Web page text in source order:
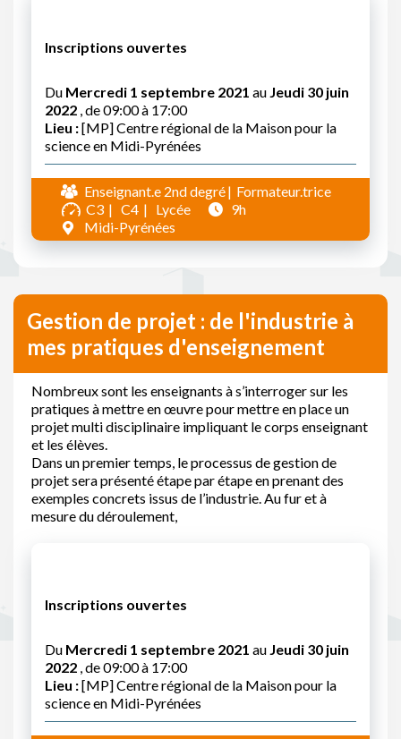
Inscriptions ouvertes
Du Mercredi 1 septembre 2021 au Jeudi 30 juin
2022 , de 09:00 à 17:00
Lieu :[MP] Centre régional de la Maison pour la
science en Midi-Pyrénées
Enseignant.e 2nd degré
Formateur.trice
C3
C4 Lycée
9h
Midi-Pyrénées
Gestion de projet : de l'industrie à
mes pratiques d'enseignement
Nombreux sont les enseignants à s’interroger sur les
pratiques à mettre en œuvre pour mettre en place un
projet multi disciplinaire impliquant le corps enseignant
et les élèves.
Dans un premier temps, le processus de gestion de
projet sera présenté étape par étape en prenant des
exemples concrets issus de l’industrie. Au fur et à
mesure du déroulement,
Inscriptions ouvertes
Du Mercredi 1 septembre 2021 au Jeudi 30 juin
2022 , de 09:00 à 17:00
Lieu :[MP] Centre régional de la Maison pour la
science en Midi-Pyrénées